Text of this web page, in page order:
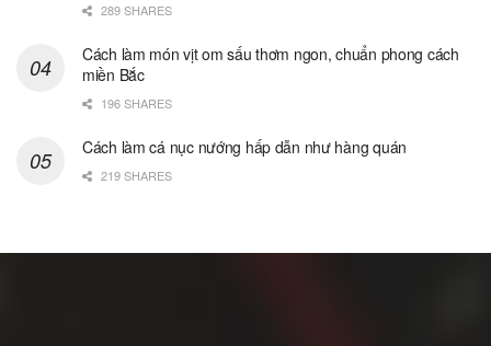
289 SHARES
Cách làm món vịt om sấu thơm ngon, chuẩn phong cách
miền Bắc
196 SHARES
Cách làm cá nục nướng hấp dẫn như hàng quán
219 SHARES